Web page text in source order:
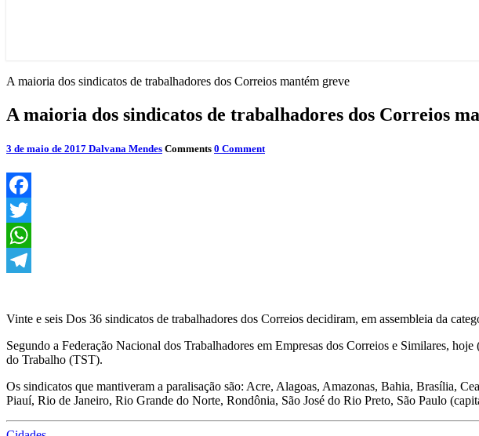
A maioria dos sindicatos de trabalhadores dos Correios mantém greve
A maioria dos sindicatos de trabalhadores dos Correios
3 de maio de 2017 Dalvana Mendes Comments 0 Comment
Facebook
Twitter
WhatsApp
Vinte e seis Dos 36 sindicatos de trabalhadores dos Correios decidiram, em assembleia da
Segundo a Federação Nacional dos Trabalhadores em Empresas dos Correios e Similares,
do Trabalho (TST).
Os sindicatos que mantiveram a paralisação são: Acre, Alagoas, Amazonas, Bahia, Brasília,
Piauí, Rio de Janeiro, Rio Grande do Norte, Rondônia, São José do Rio Preto, São Paulo